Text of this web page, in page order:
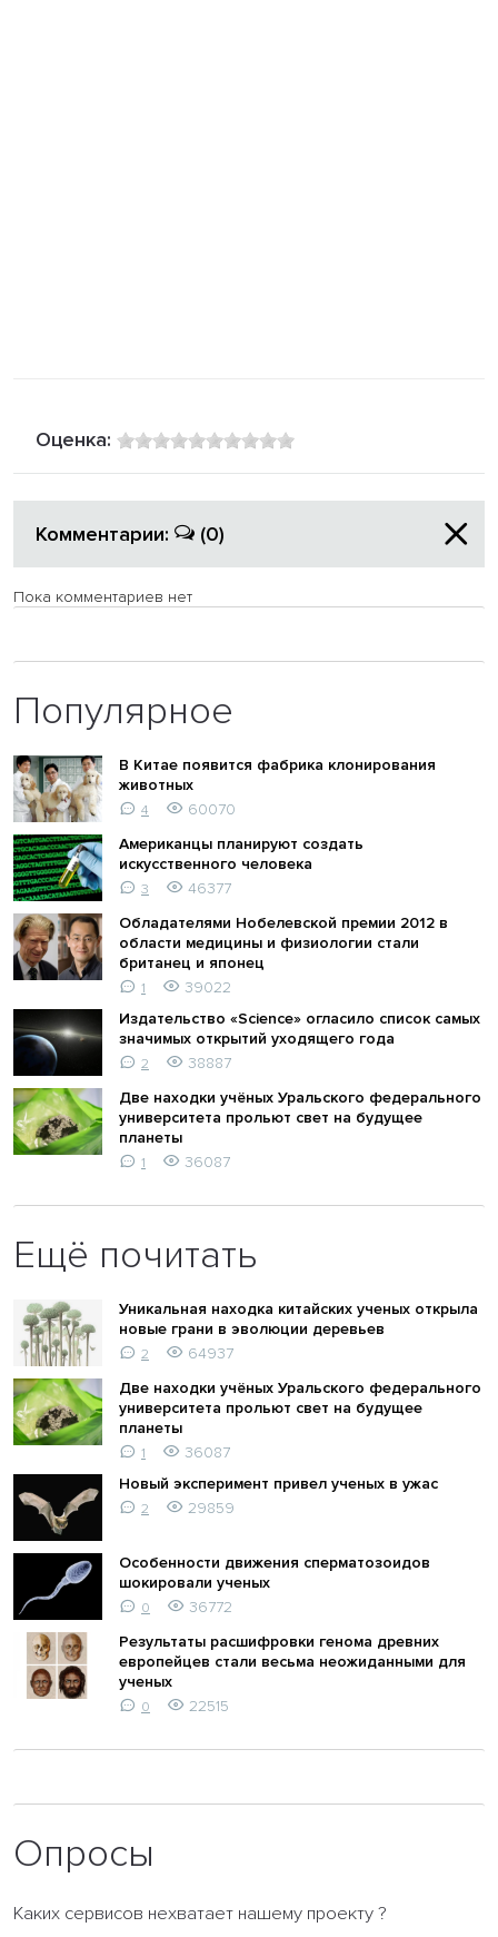
Оценка:
Комментарии: (0)
Пока комментариев нет
Популярное
В Китае появится фабрика клонирования
животных
4
60070
Американцы планируют создать
искусственного человека
3
46377
Обладателями Нобелевской премии 2012 в
области медицины и физиологии стали
британец и японец
1
39022
Издательство «Science» огласило список самых
значимых открытий уходящего года
2
38887
Две находки учёных Уральского федерального
университета прольют свет на будущее
планеты
1 36087
Ещё почитать
Уникальная находка китайских ученых открыла
новые грани в эволюции деревьев
2
64937
Две находки учёных Уральского федерального
университета прольют свет на будущее
планеты
1
36087
Новый эксперимент привел ученых в ужас
2 29859
Особенности движения сперматозоидов
шокировали ученых
0
36772
Результаты расшифровки генома древних
европейцев стали весьма неожиданными для
ученых
0 22515
Опросы
Каких сервисов нехватает нашему проекту ?